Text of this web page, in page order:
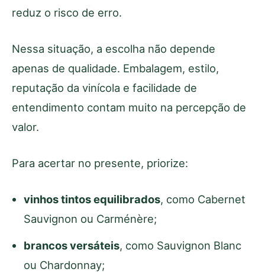
reduz o risco de erro.
Nessa situação, a escolha não depende
apenas de qualidade. Embalagem, estilo,
reputação da vinícola e facilidade de
entendimento contam muito na percepção de
valor.
Para acertar no presente, priorize:
vinhos tintos equilibrados, como Cabernet
Sauvignon ou Carménère;
brancos versáteis, como Sauvignon Blanc
ou Chardonnay;